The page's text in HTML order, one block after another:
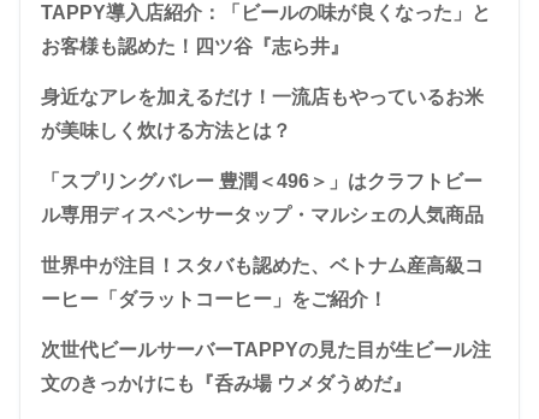
TAPPY導入店紹介：「ビールの味が良くなった」と
お客様も認めた！四ツ谷『志ら井』
身近なアレを加えるだけ！一流店もやっているお米
が美味しく炊ける方法とは？
「スプリングバレー 豊潤＜496＞」はクラフトビー
ル専用ディスペンサータップ・マルシェの人気商品
世界中が注目！スタバも認めた、ベトナム産高級コ
ーヒー「ダラットコーヒー」をご紹介！
次世代ビールサーバーTAPPYの見た目が生ビール注
文のきっかけにも『呑み場 ウメダうめだ』